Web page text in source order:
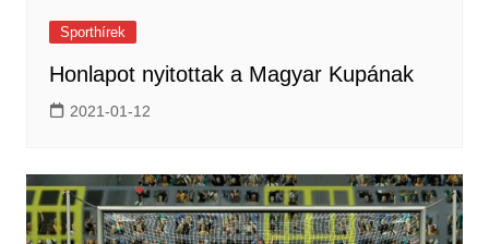
Sporthírek
Honlapot nyitottak a Magyar Kupának
2021-01-12